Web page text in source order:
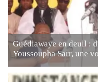
Guédiawaye en deuil :
Youssoupha Sarr, une